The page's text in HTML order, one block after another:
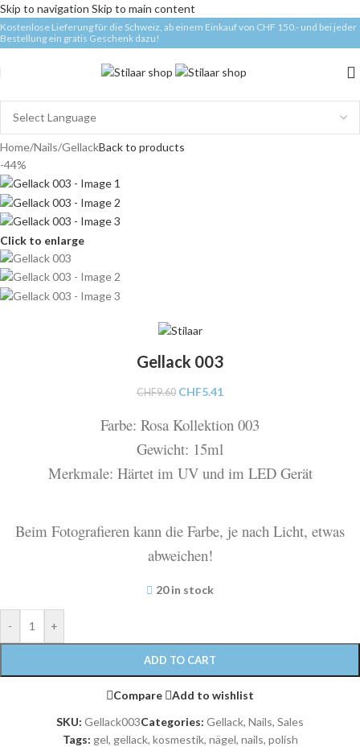
Skip to navigation Skip to main content
Kostenlose Lieferung für die Schweiz, ab einem Einkauf von CHF 150.- und bei jeder
Bestellung ein gratis Geschenk dazu!
Home/Nails/GellackBack to products
-44%
Click to enlarge
Gellack 003
CHF9.60 CHF5.41
Farbe: Rosa Kollektion 003
Gewicht: 15ml
Merkmale: Härtet im UV und im LED Gerät
Beim Fotografieren kann die Farbe, je nach Licht, etwas
abweichen!
20 in stock
- +
ADD TO CART
Compare
Add to wishlist
SKU: Gellack003Categories: Gellack, Nails, Sales
Tags: gel, gellack, kosmestik, nägel, nails, polish